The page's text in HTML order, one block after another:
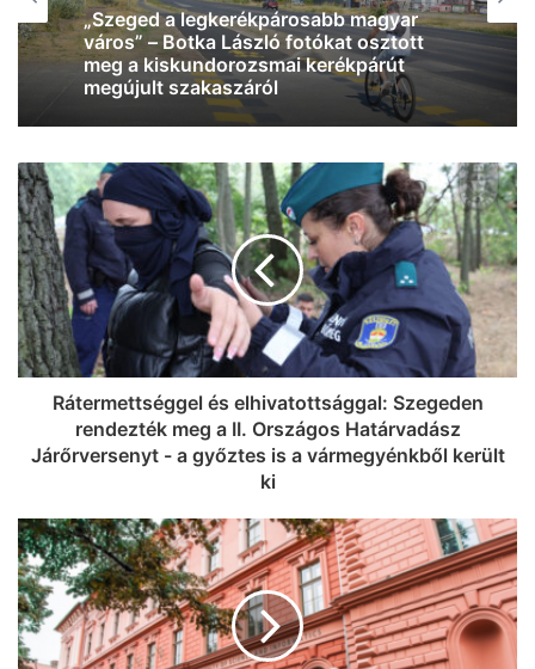
2026, augusztus 6. 12:28
Kiderült, mikor választ új köztársasági
elnököt az Országgyűlés
Rátermettséggel és elhivatottsággal: Szegeden
rendezték meg a II. Országos Határvadász
Járőrversenyt - a győztes is a vármegyénkből került
ki